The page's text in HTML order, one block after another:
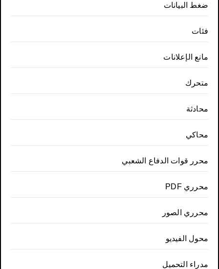
ضغط البيانات
فئات
مانع الإعلانات
متحرك
محادثة
محاكي
محرر قوات الدفاع الشعبي
محرري PDF
محرري الصور
محول الفيديو
مدراء التحميل